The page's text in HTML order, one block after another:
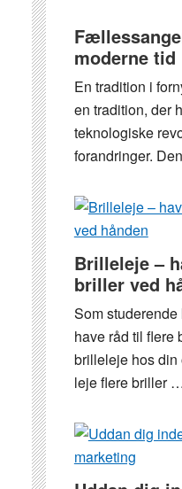
som
en
og
bliv
klar
til
moderne tid
En tradition i
en tradition, der
teknologiske
forandringer.
Brilleleje –
briller ved
Som
have råd til flere
brilleleje hos din
leje flere briller